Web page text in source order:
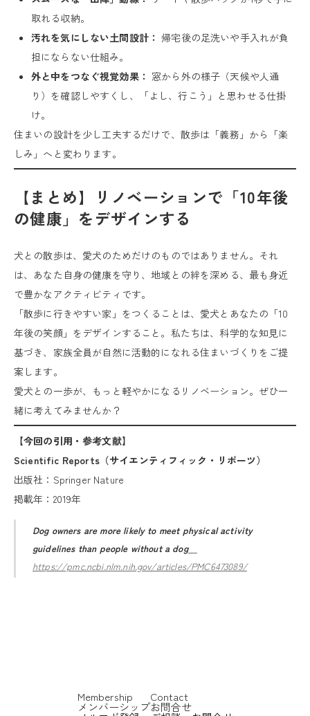
取れる収納。
汚れを気にしない土間設計： 帰宅後の足洗いや手入れが負
担にならない仕組み。
外と中をつなぐ視覚効果： 窓から外の様子（天候や人通
り）を確認しやすくし、「よし、行こう」と思わせる仕掛
け。
住まいの設計を少し工夫するだけで、散歩は「義務」から「楽
しみ」へと変わります。
【まとめ】リノベーションで「10年後
の健康」をデザインする
犬との散歩は、愛犬のためだけのものではありません。それ
は、あなた自身の健康を守り、地域との絆を深める、最も身近
で豊かなアクティビティです。
「散歩に行きやすい家」をつくることは、愛犬とあなたの「10
年後の笑顔」をデザインすること。私たちは、科学的な知見に
基づき、家族全員が自然に活動的になれる住まいづくりをご提
案します。
愛犬との一歩が、もっと軽やかになるリノベーション。ぜひ一
緒に考えてみませんか？
【今回の引用・参考文献】
Scientific Reports（サイエンティフィック・リポーツ）
出版社：Springer Nature
掲載年：2019年
Dog owners are more likely to meet physical activity
guidelines than people without a dog
https://pmc.ncbi.nlm.nih.gov/articles/PMC6473089/
Membership
メンバーシップ
Contact
お問合せ